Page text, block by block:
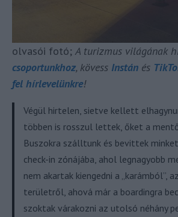
olvasói fotó; A turizmus világának
csoportunkhoz, kövess Instán és
fel hírlevelünkre!
Végül hirtelen, sietve kellett
többen is rosszul lettek, őket a
Buszokra szálltunk és bevittek
check-in zónájába, ahol legnagyobb
nem akartak kiengedni a „karámból”,
területről, ahová már a boardingra
szoktak várakozni az utolsó néhány